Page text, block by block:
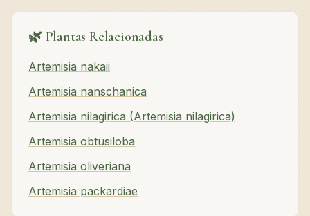
🌿 Plantas Relacionadas
Artemisia nakaii
Artemisia nanschanica
Artemisia nilagirica (Artemisia nilagirica)
Artemisia obtusiloba
Artemisia oliveriana
Artemisia packardiae